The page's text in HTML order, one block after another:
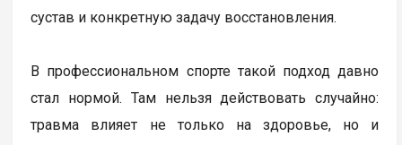
сустав и конкретную задачу восстановления.
В профессиональном спорте такой подход давно
стал нормой. Там нельзя действовать случайно:
травма влияет не только на здоровье, но и